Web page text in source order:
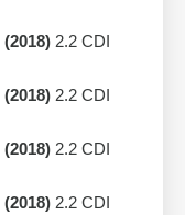
(2018) 2.2 CDI
(2018) 2.2 CDI
(2018) 2.2 CDI
(2018) 2.2 CDI